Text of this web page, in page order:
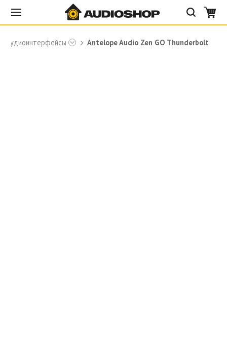
Аудиоинтерфейсы Antelope Audio Zen GO Thunderbolt